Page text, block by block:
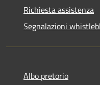
Richiesta assistenza
Segnalazioni
Albo pretorio